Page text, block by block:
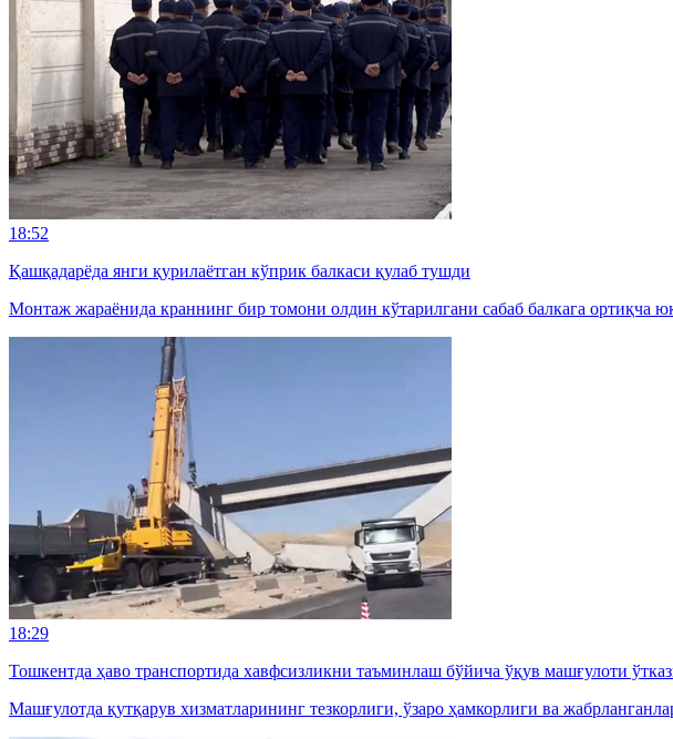
18:52
Қашқадарёда янги қурилаётган кўприк балкаси қулаб тушди
Монтаж жараёнида краннинг бир томони олдин кўтарилгани сабаб балкага
18:29
Тошкентда ҳаво транспортида хавфсизликни таъминлаш бўйича ўқув машғулоти
Машғулотда қутқарув хизматларининг тезкорлиги, ўзаро ҳамкорлиги ва